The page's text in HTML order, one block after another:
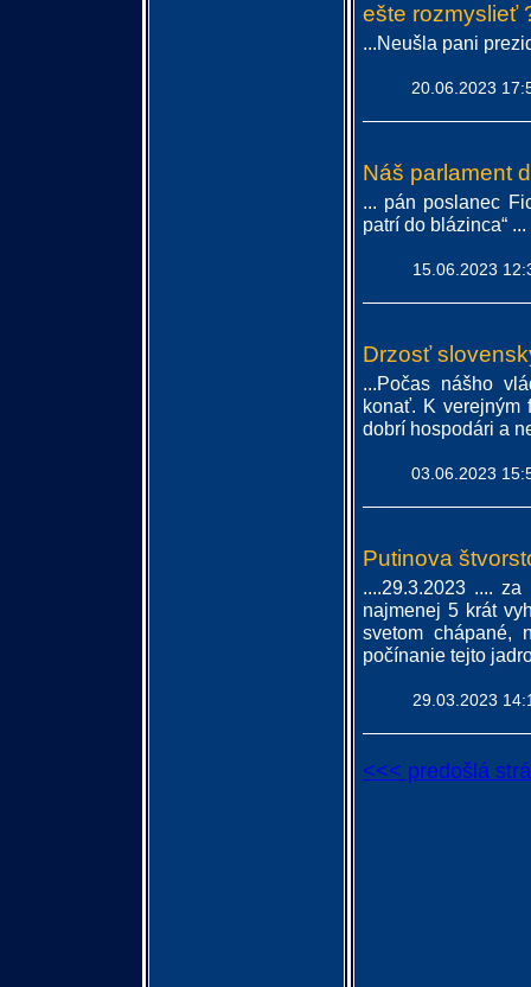
ešte rozmyslieť
...Neušla pani
20.06.2023
Náš parlament
... pán poslanec
patrí do blázinca“ ...
15.06.2023
Drzosť
...Počas nášho
konať. K verejným
dobrí hospodári a
03.06.2023
Putinova
....29.3.2023 ....
najmenej 5 krát
svetom chápané,
počínanie tejto
29.03.2023
<<< predošlá